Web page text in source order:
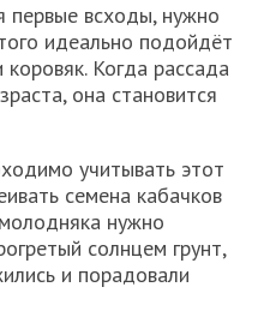
первые всходы, нужно
идеально подойдёт
Когда рассада
она становится
учитывать этот
семена кабачков
нужно
солнцем грунт,
и порадовали